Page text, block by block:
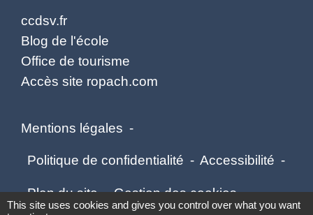
ccdsv.fr
Blog de l'école
Office de tourisme
Accès site ropach.com
Mentions légales -
Politique de confidentialité - Accessibilité -
Plan du site - Gestion des cookies
This site uses cookies and gives you control over what you want